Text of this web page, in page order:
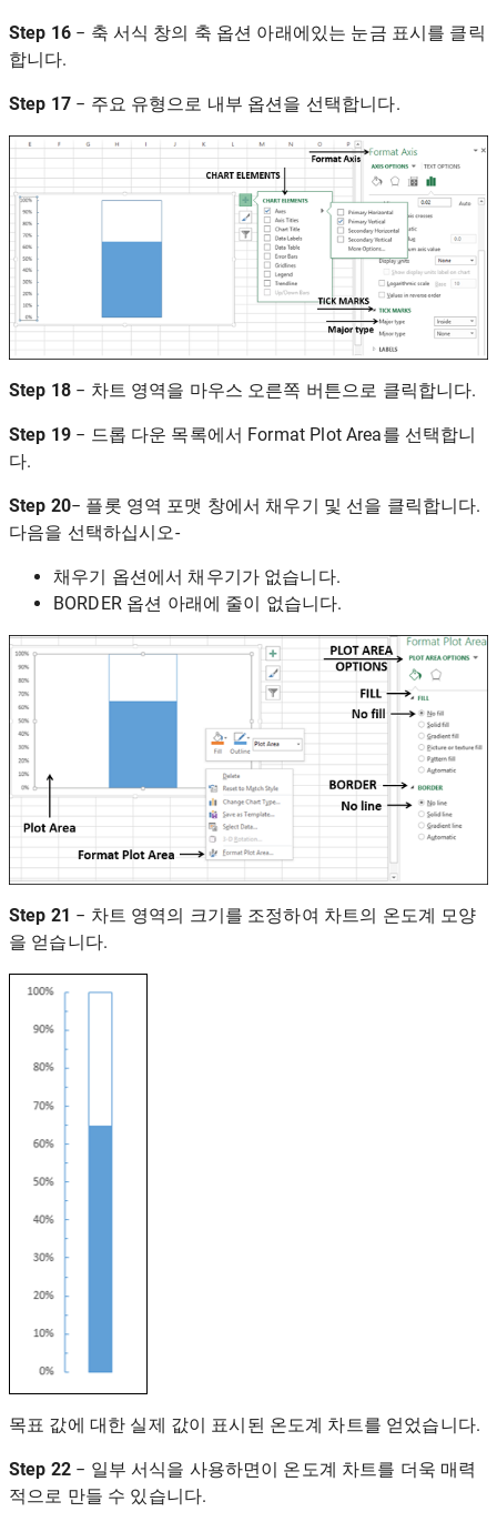
Step 16 − 축 서식 창의 축 옵션 아래에있는 눈금 표시를 클릭
합니다.
Step 17 − 주요 유형으로 내부 옵션을 선택합니다.
Step 18 − 차트 영역을 마우스 오른쪽 버튼으로 클릭합니다.
Step 19 − 드롭 다운 목록에서 Format Plot Area를 선택합니
다.
Step 20− 플롯 영역 포맷 창에서 채우기 및 선을 클릭합니다.
다음을 선택하십시오-
채우기 옵션에서 채우기가 없습니다.
BORDER 옵션 아래에 줄이 없습니다.
Step 21 − 차트 영역의 크기를 조정하여 차트의 온도계 모양
을 얻습니다.
목표 값에 대한 실제 값이 표시된 온도계 차트를 얻었습니다.
Step 22 − 일부 서식을 사용하면이 온도계 차트를 더욱 매력
적으로 만들 수 있습니다.